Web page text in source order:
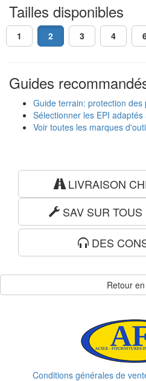
Tailles disponibles
1 2 3 4
Guides
Guide terrain: protection des
Sélectionner les EPI
Voir toutes les marques
LIVRAISON
SAV SUR TOUS
DES
Retour
Conditions générales de